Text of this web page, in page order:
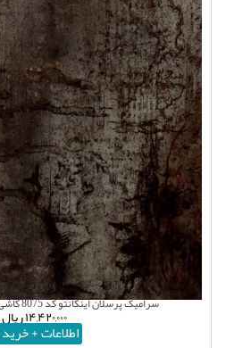
سرامیک پرسلان اینکانتو کد 8075 کاشی مرجان 60*60 Incanto
۱۴,۴۲۰,۰۰۰ریال
اطلاعات + خرید